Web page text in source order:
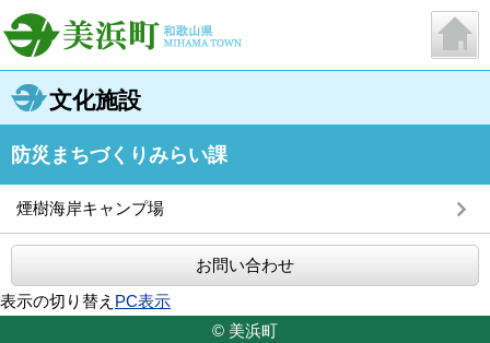
文化施設
防災まちづくりみらい課
煙樹海岸キャンプ場
お問い合わせ
表示の切り替え PC表示
© 美浜町